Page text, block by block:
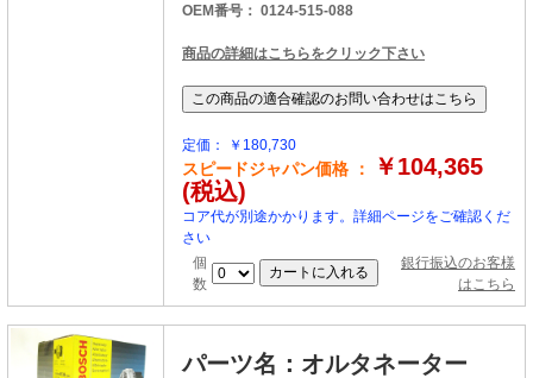
OEM番号： 0124-515-088
商品の詳細はこちらをクリック下さい
定価： ￥180,730
スピードジャパン価格 ：
￥104,365
(税込)
コア代が別途かかります。詳細ページをご確認くだ
さい
個
数
銀行振込のお客様
はこちら
パーツ名：オルタネーター